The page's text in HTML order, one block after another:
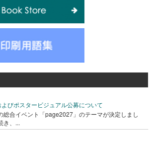
びポスタービジュアル公募について
総合イベント「page2027」のテーマが決定しまし
き、...